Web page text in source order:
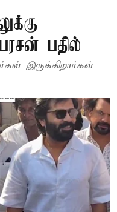
பதில்
இருக்கிறார்கள்